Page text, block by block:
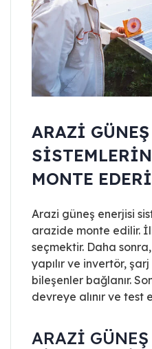
ARAZI
MONTE
Arazi güneş enerjisi
arazide monte edilir.
seçmektir. Daha
yapılır ve invertör,
bileşenler bağlanır.
devreye alınır ve test
ARAZI